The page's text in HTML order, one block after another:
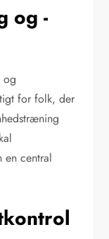
og -
og
for folk, der
central